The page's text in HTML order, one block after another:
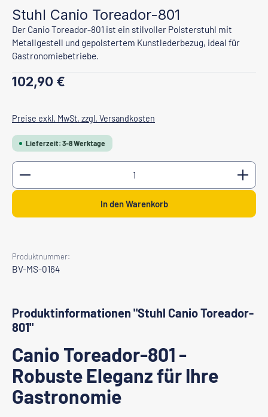
Stuhl Canio Toreador-801
Der Canio Toreador-801 ist ein stilvoller Polsterstuhl mit
Metallgestell und gepolstertem Kunstlederbezug, ideal für
Gastronomiebetriebe.
Regulärer Preis:
102,90 €
Preise exkl. MwSt. zzgl. Versandkosten
Lieferzeit: 3-8 Werktage
Produkt Anzahl: Gib den gewünschten Wert ein
In den Warenkorb
Produktnummer:
BV-MS-0164
Produktinformationen "Stuhl Canio Toreador-
801"
Canio Toreador-801 -
Robuste Eleganz für Ihre
Gastronomie